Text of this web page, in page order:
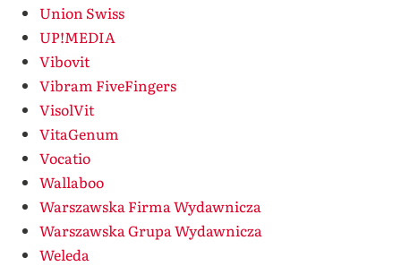
Union Swiss
UP!MEDIA
Vibovit
Vibram FiveFingers
VisolVit
VitaGenum
Vocatio
Wallaboo
Warszawska Firma Wydawnicza
Warszawska Grupa Wydawnicza
Weleda